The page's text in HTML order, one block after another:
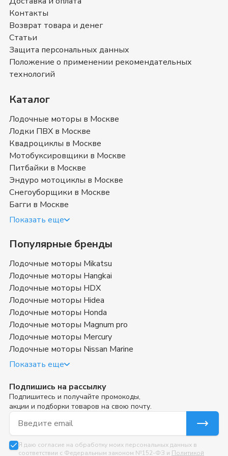
можете ознакомиться с отзывами покупателей на
Снегоходы BRP
Снегоходы BRP- магазин в
Позвоните нам по телефону магазина в
(499) 117-00-53
удовольствием ответим на все интересующие
вопросы о покупке товаров в категории
и в любой город России.
Где купить снегоход БРП в
Москве недорого в наличии
Контакты
Возврат товара и денег
Статьи
Защита персональных данных
Положение о применении рекомендательных
технологий
Каталог
Лодочные моторы в Москве
Лодки ПВХ в Москве
Квадроциклы в Москве
Мотобуксировщики в Москве
Питбайки в Москве
Эндуро мотоциклы в Москве
Снегоуборщики в Москве
Багги в Москве
Показать еще
Популярные бренды
Лодочные моторы Mikatsu
Лодочные моторы Hangkai
Лодочные моторы HDX
Лодочные моторы Hidea
Лодочные моторы Honda
Лодочные моторы Magnum pro
Лодочные моторы Mercury
Лодочные моторы Nissan Marine
Показать еще
Подпишись на рассылку
Подпишитесь и получайте промокоды,
акции и подборки товаров на свою почту.
Email для подписки
Я даю согласие на обработку моих персональных данных в
соответствии с Федеральным законом №152-ФЗ и Политикой